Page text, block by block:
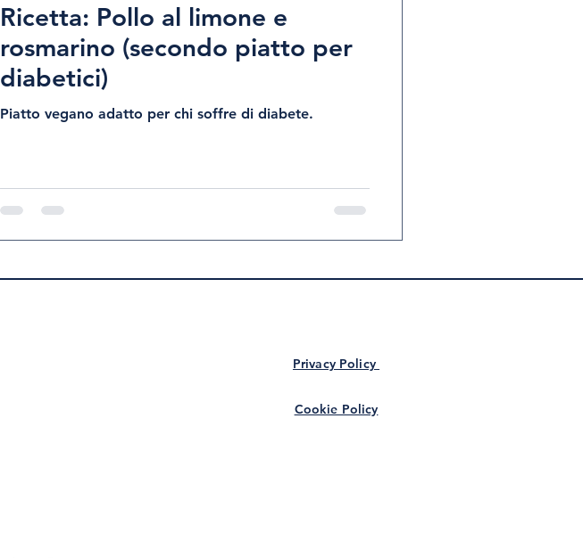
Ricetta: Pollo al limone e
rosmarino (secondo piatto per
diabetici)
Piatto vegano adatto per chi soffre di diabete.
Privacy Policy
Cookie Policy